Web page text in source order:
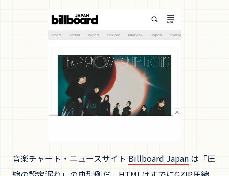
音楽チャート・ニュースサイト Billboard Japan は「圧